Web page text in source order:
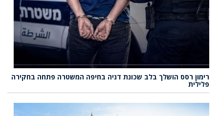
רימון רסס הושלך בלב שכונת דניה בחיפה המשטרה פתחה בחקירה
פלילית